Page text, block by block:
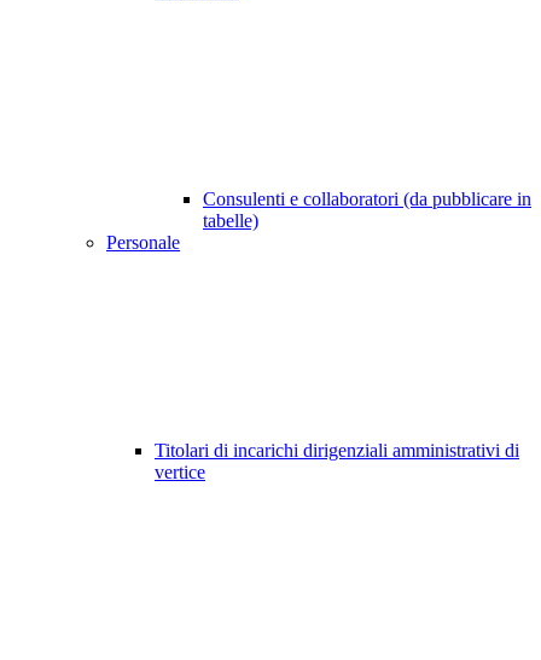
Consulenti e collaboratori (da pubblicare in
tabelle)
Personale
Titolari di incarichi dirigenziali amministrativi di
vertice